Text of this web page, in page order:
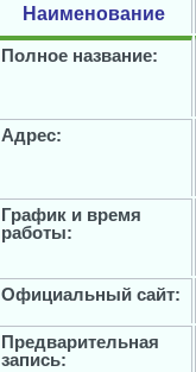
Наименование
Полное название:
Адрес:
График и время
работы:
Официальный сайт:
Предварительная
запись: